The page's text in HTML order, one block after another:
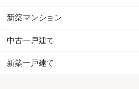
新築マンション
中古一戸建て
新築一戸建て